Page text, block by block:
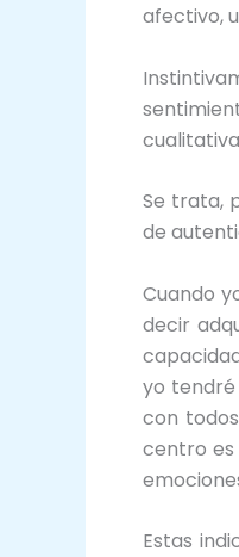
afectivo,
Se trata,
de
Cuando
decir
yo
con
centro es
Estas